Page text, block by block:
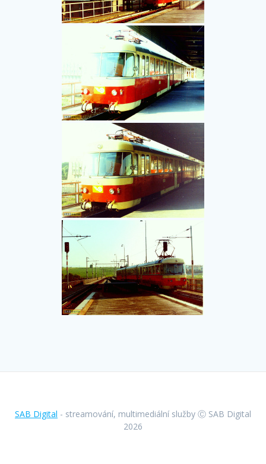
SAB Digital - streamování, multimediální služby Ⓒ SAB Digital
2026